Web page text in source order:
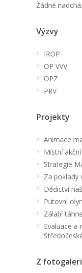
Žádné
Výzvy
IROP
OP VVV
OPZ
PRV
Projekty
Animace
Místní
Strategie
Za poklady
Dědictví
Putovní
Zálabí
Evaluace a
Z